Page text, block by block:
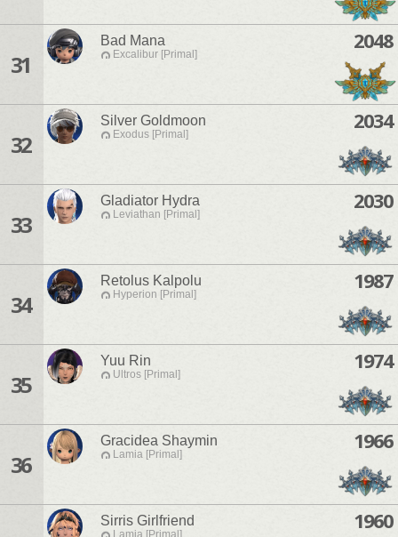
31
Bad Mana
Excalibur [Primal]
2048
32
Silver Goldmoon
Exodus [Primal]
2034
33
Gladiator Hydra
Leviathan [Primal]
2030
34
Retolus Kalpolu
Hyperion [Primal]
1987
35
Yuu Rin
Ultros [Primal]
1974
36
Gracidea Shaymin
Lamia [Primal]
1966
Sirris Girlfriend
Lamia [Primal]
1960